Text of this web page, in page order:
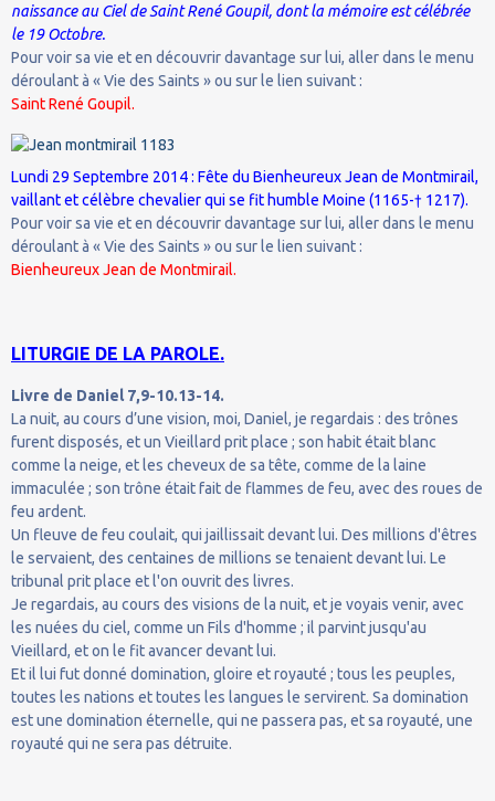
naissance au Ciel de Saint René Goupil, dont la mémoire est célébrée
le 19 Octobre.
Pour voir sa vie et en découvrir davantage sur lui, aller dans le menu
déroulant à « Vie des Saints » ou sur le lien suivant :
Saint René Goupil.
Lundi 29 Septembre 2014 : Fête du Bienheureux Jean de Montmirail,
vaillant et célèbre chevalier qui se fit humble Moine (1165-† 1217).
Pour voir sa vie et en découvrir davantage sur lui, aller dans le menu
déroulant à « Vie des Saints » ou sur le lien suivant :
Bienheureux Jean de Montmirail.
LITURGIE DE LA PAROLE.
Livre de Daniel 7,9-10.13-14.
La nuit, au cours d’une vision, moi, Daniel, je regardais : des trônes
furent disposés, et un Vieillard prit place ; son habit était blanc
comme la neige, et les cheveux de sa tête, comme de la laine
immaculée ; son trône était fait de flammes de feu, avec des roues de
feu ardent.
Un fleuve de feu coulait, qui jaillissait devant lui. Des millions d'êtres
le servaient, des centaines de millions se tenaient devant lui. Le
tribunal prit place et l'on ouvrit des livres.
Je regardais, au cours des visions de la nuit, et je voyais venir, avec
les nuées du ciel, comme un Fils d'homme ; il parvint jusqu'au
Vieillard, et on le fit avancer devant lui.
Et il lui fut donné domination, gloire et royauté ; tous les peuples,
toutes les nations et toutes les langues le servirent. Sa domination
est une domination éternelle, qui ne passera pas, et sa royauté, une
royauté qui ne sera pas détruite.